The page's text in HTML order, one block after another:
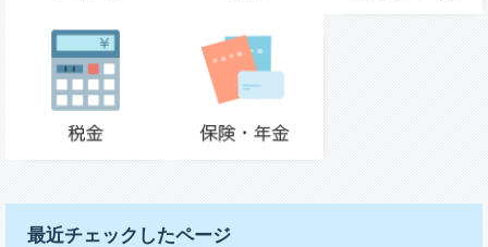
最近チェックしたページ